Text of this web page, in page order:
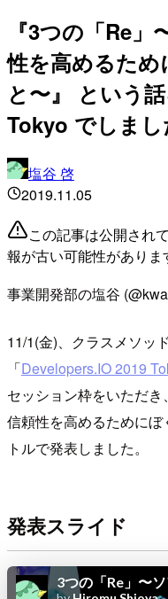
『3つの「Re
性を高めるた
と〜』 という
Tokyo でしま
塩谷 啓
2019.11.05
この記事は公開され
報が古い可能性がありま
事業開発部の塩谷
11/1(金)、クラスメソッ
「Developers.IO 2019
セッション枠をいただ
信頼性を高めるために
トルで発表しました。
発表スライド